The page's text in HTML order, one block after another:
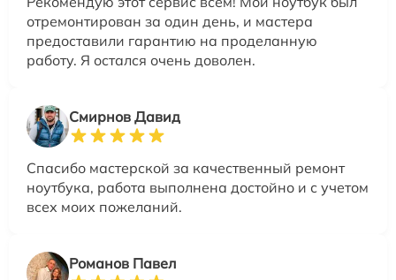
отремонтирован за один день, и мастера
предоставили гарантию на проделанную
работу. Я остался очень доволен.
Смирнов Давид
Спасибо мастерской за качественный ремонт
ноутбука, работа выполнена достойно и с учетом
всех моих пожеланий.
Романов Павел